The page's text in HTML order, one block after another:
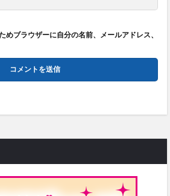
めブラウザーに自分の名前、メールアドレス、